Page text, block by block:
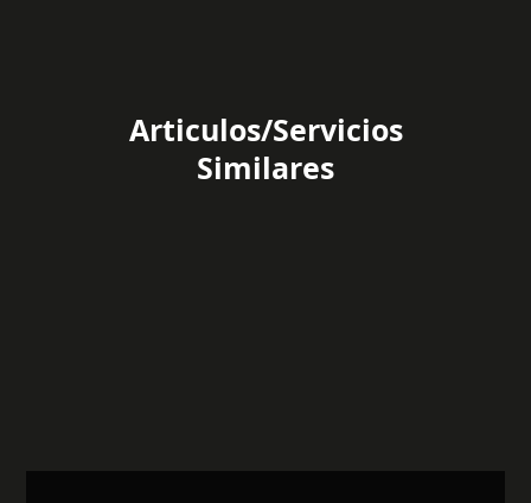
Articulos/Servicios
Similares